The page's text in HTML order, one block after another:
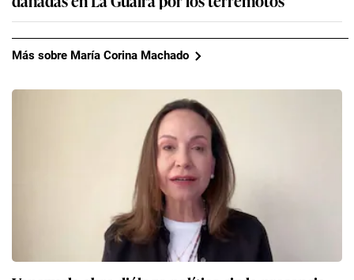
Más sobre María Corina Machado